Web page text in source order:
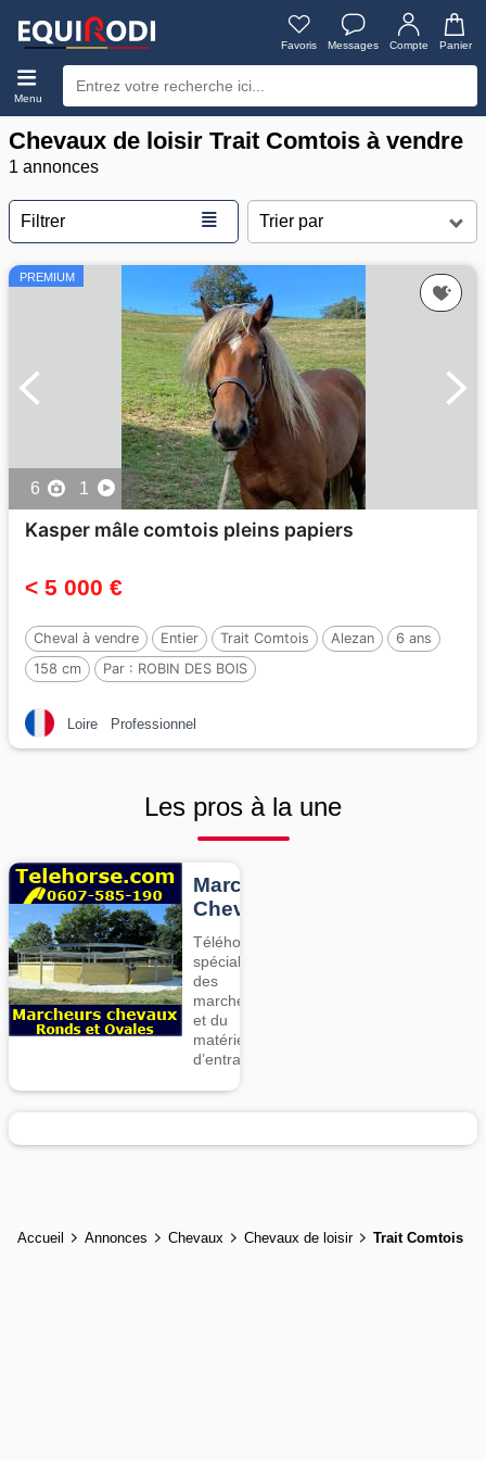
Favoris Messages Compte Panier
Menu
Chevaux de loisir Trait Comtois à vendre
1 annonces
Filtrer ≣
PREMIUM
6 1
Kasper mâle comtois pleins papiers
< 5 000 €
Cheval à vendre Entier Trait Comtois Alezan
6 ans
158 cm
Par : ROBIN DES BOIS
Loire Professionnel
Les pros à la une
Marcheurs
Chevaux
Téléhorse,
spécialiste
des
marcheurs
et du
matériel
d’entrainement
Accueil Annonces Chevaux Chevaux de loisir Trait Comtois